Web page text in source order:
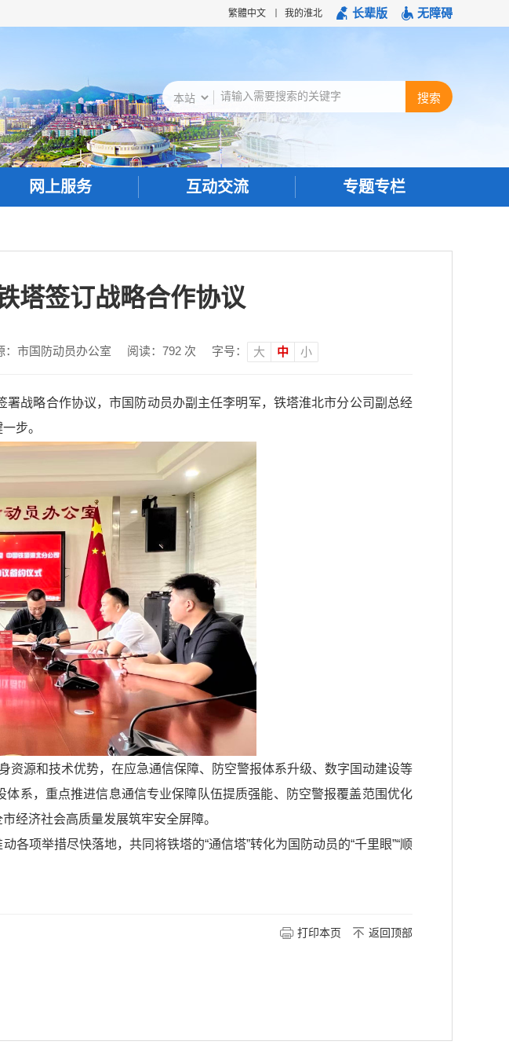
繁體中文 我的淮北 长辈版 无障碍
网上服务 互动交流 专题专栏
塔签订战略合作协议
：市国防动员办公室 阅读： 792次 字号： 大 中 小
战略合作协议，市国防动员办副主任李明军，铁塔淮北市分公司副总经
步。
资源和技术优势，在应急通信保障、防空警报体系升级、数字国动建设等
系，重点推进信息通信专业保障队伍提质强能、防空警报覆盖范围优化
经济社会高质量发展筑牢安全屏障。
项举措尽快落地，共同将铁塔的“通信塔”转化为国防动员的“千里眼”“顺
打印本页 返回顶部